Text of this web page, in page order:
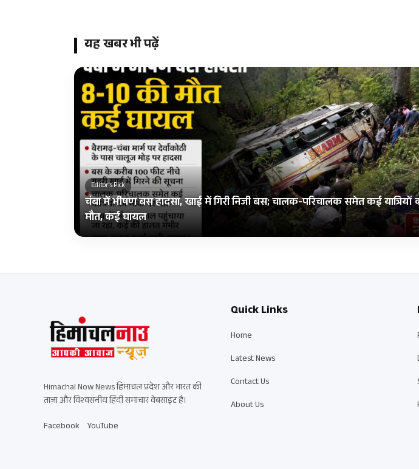
यह खबर भी पढ़ें
Editor's Pick
चंबा में भीषण बस हादसा, खाई में गिरी निजी बस; चालक-परिचालक समेत कई यात्रियों
मौत, कई घायल
Himachal Now News हिमाचल प्रदेश और भारत की
ताज़ा और विश्वसनीय हिंदी समाचार वेबसाइट है।
Facebook YouTube
Quick Links
Home
Latest News
Contact Us
About Us